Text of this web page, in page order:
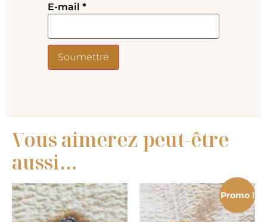
E-mail *
Vous aimerez peut-être
aussi…
Promo !